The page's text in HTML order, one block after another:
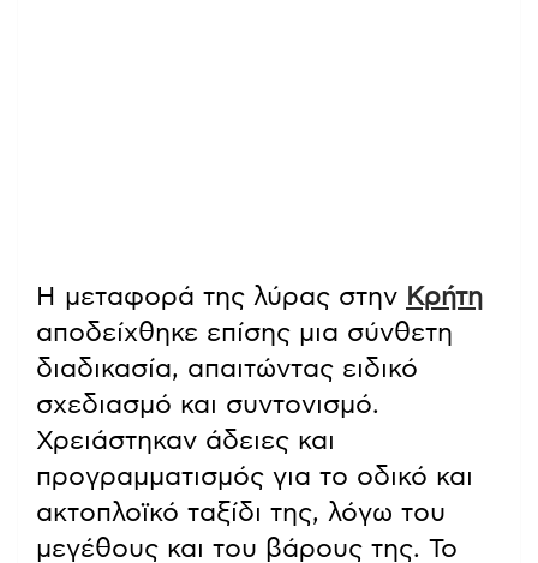
Η μεταφορά της λύρας στην Κρήτη
αποδείχθηκε επίσης μια σύνθετη
διαδικασία, απαιτώντας ειδικό
σχεδιασμό και συντονισμό.
Χρειάστηκαν άδειες και
προγραμματισμός για το οδικό και
ακτοπλοϊκό ταξίδι της, λόγω του
μεγέθους και του βάρους της. Το